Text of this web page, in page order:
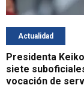
Actualidad
Presidenta
siete
vocación de